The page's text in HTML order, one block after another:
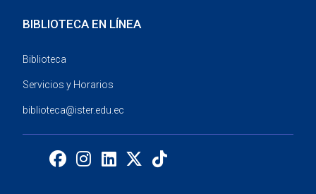
BIBLIOTECA EN LÍNEA
Biblioteca
Servicios y Horarios
biblioteca@ister.edu.ec